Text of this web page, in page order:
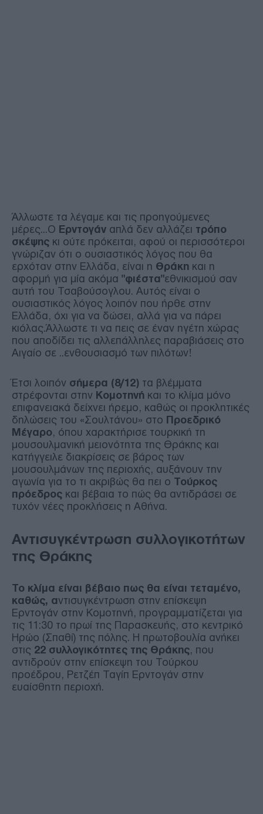
Άλλωστε τα λέγαμε και τις προηγούμενες
μέρες...Ο Ερντογάν απλά δεν αλλάζει τρόπο
σκέψης κι ούτε πρόκειται, αφού οι περισσότεροι
γνώριζαν ότι ο ουσιαστικός λόγος που θα
ερχόταν στην Ελλάδα, είναι η Θράκη και η
αφορμή για μία ακόμα "φιέστα"εθνικισμού σαν
αυτή του Τσαβούσογλου. Αυτός είναι ο
ουσιαστικός λόγος λοιπόν που ήρθε στην
Ελλάδα, όχι για να δώσει, αλλά για να πάρει
κιόλας.Άλλωστε τι να πεις σε έναν ηγέτη χώρας
που αποδίδει τις αλλεπάλληλες παραβιάσεις στο
Αιγαίο σε ..ενθουσιασμό των πιλότων!
Έτσι λοιπόν σήμερα (8/12) τα βλέμματα
στρέφονται στην Κομοτηνή και το κλίμα μόνο
επιφανειακά δείχνει ήρεμο, καθώς οι προκλητικές
δηλώσεις του «Σουλτάνου» στο Προεδρικό
Μέγαρο, όπου χαρακτήρισε τουρκική τη
μουσουλμανική μειονότητα της Θράκης και
κατήγγειλε διακρίσεις σε βάρος των
μουσουλμάνων της περιοχής, αυξάνουν την
αγωνία για το τι ακριβώς θα πει ο Τούρκος
πρόεδρος και βέβαια το πώς θα αντιδράσει σε
τυχόν νέες προκλήσεις η Αθήνα.
Αντισυγκέντρωση συλλογικοτήτων
της Θράκης
Το κλίμα είναι βέβαιο πως θα είναι τεταμένο,
καθώς, αντισυγκέντρωση στην επίσκεψη
Ερντογάν στην Κομοτηνή, προγραμματίζεται για
τις 11:30 το πρωί της Παρασκευής, στο κεντρικό
Ηρώο (Σπαθί) της πόλης. Η πρωτοβουλία ανήκει
στις 22 συλλογικότητες της Θράκης, που
αντιδρούν στην επίσκεψη του Τούρκου
προέδρου, Ρετζέπ Ταγίπ Ερντογάν στην
ευαίσθητη περιοχή.